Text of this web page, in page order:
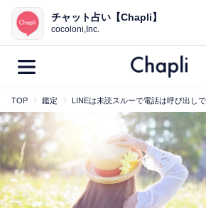
鑑定記事・占い師検索
最新記事一覧
人気記事一覧
カテゴリー別
チャット占い【Chapli】
cocoloni,Inc.
TOP 鑑定 LINEは未読スルーで電話は呼び出し